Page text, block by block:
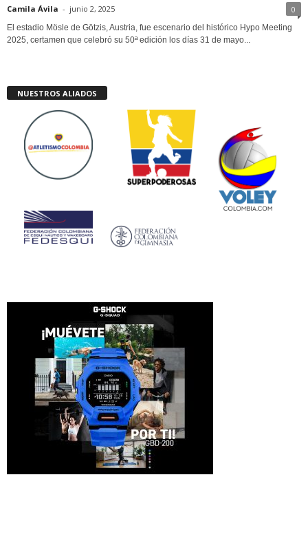
Camila Ávila - junio 2, 2025 0
El estadio Mösle de Götzis, Austria, fue escenario del histórico Hypo Meeting
2025, certamen que celebró su 50ª edición los días 31 de mayo...
NUESTROS ALIADOS